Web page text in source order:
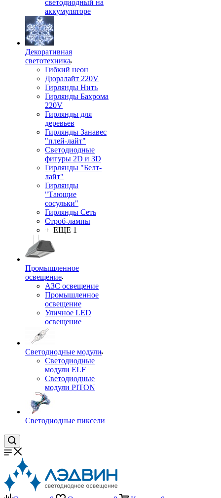
светодиодный на
аккумуляторе
Декоративная
светотехника
Гибкий неон
Дюралайт 220V
Гирлянды Нить
Гирлянды Бахрома
220V
Гирлянды для
деревьев
Гирлянды Занавес
"плей-лайт"
Светодиодные
фигуры 2D и 3D
Гирлянды "Белт-
лайт"
Гирлянды
"Тающие
сосульки"
Гирлянды Сеть
Строб-лампы
+ ЕЩЕ 1
Промышленное
освещение
АЗС освещение
Промышленное
освещение
Уличное LED
освещение
Светодиодные модули
Светодиодные
модули ELF
Светодиодные
модули PITON
Светодиодные пиксели